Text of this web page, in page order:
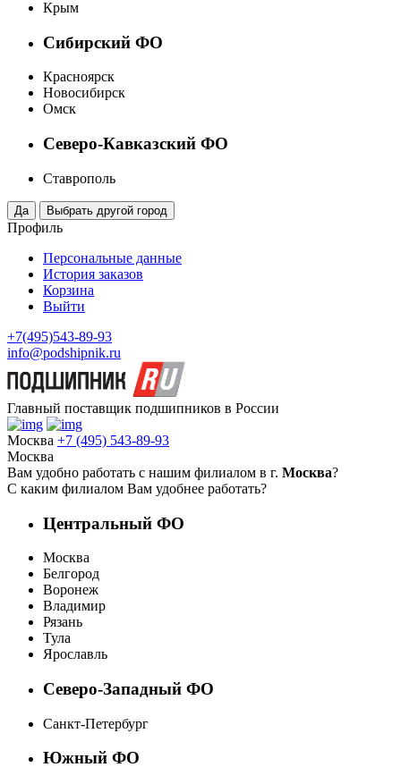
Крым
Сибирский ФО
Красноярск
Новосибирск
Омск
Северо-Кавказский ФО
Ставрополь
Профиль
Персональные данные
История заказов
Корзина
Выйти
+7(495)543-89-93
info@podshipnik.ru
Главный поставщик подшипников в России
Москва +7 (495) 543-89-93
Москва
Вам удобно работать с нашим филиалом в г. Москва?
С каким филиалом Вам удобнее работать?
Центральный ФО
Москва
Белгород
Воронеж
Владимир
Рязань
Тула
Ярославль
Северо-Западный ФО
Санкт-Петербург
Южный ФО